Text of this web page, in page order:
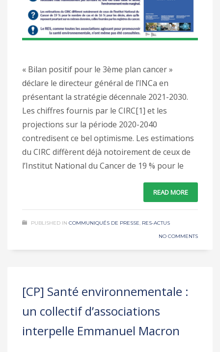
« Bilan positif pour le 3ème plan cancer »
déclare le directeur général de l’INCa en
présentant la stratégie décennale 2021-2030.
Les chiffres fournis par le CIRC[1] et les
projections sur la période 2020-2040
contredisent ce bel optimisme. Les estimations
du CIRC diffèrent déjà notoirement de ceux de
l’Institut National du Cancer de 19 % pour le
READ MORE
PUBLISHED IN COMMUNIQUÉS DE PRESSE RES-ACTUS
NO COMMENTS
[CP] Santé environnementale :
un collectif d’associations
interpelle Emmanuel Macron